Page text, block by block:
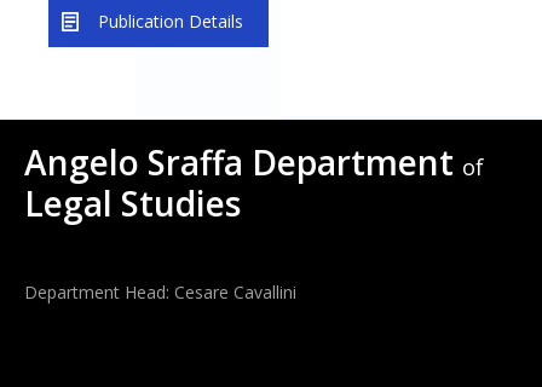
Publication Details
Angelo Sraffa Department of
Legal Studies
Department Head: Cesare Cavallini